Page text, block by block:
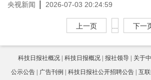
央视新闻 2026-07-03 20:24:59
上一页 下一
科技日报社概况 科技日报概况 报社领导 关于
公示公告
广告刊例 科技日报社公开招聘公告 互